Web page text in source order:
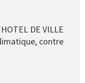
DE VILLE
contre